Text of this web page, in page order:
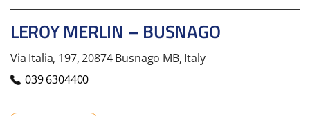
LEROY MERLIN – BUSNAGO
Via Italia, 197, 20874 Busnago MB, Italy
039 6304400